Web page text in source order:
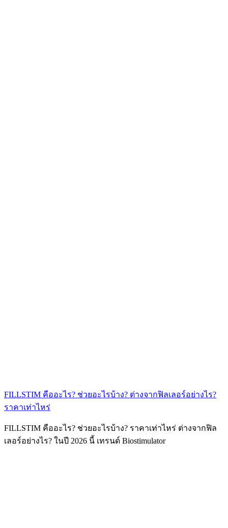
FILLSTIM คืออะไร? ช่วยอะไรบ้าง? ต่างจากฟิลเลอร์อย่างไร?
ราคาเท่าไหร่
FILLSTIM คืออะไร? ช่วยอะไรบ้าง? ราคาเท่าไหร่ ต่างจากฟิล
เลอร์อย่างไร? ในปี 2026 นี้ เทรนด์ Biostimulator